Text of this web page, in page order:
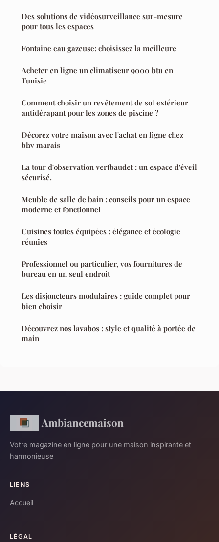
Des solutions de vidéosurveillance sur-mesure
pour tous les espaces
Fontaine eau gazeuse: choisissez la meilleure
Acheter en ligne un climatiseur 9000 btu en
Tunisie
Comment choisir un revêtement de sol extérieur
antidérapant pour les zones de piscine ?
Décorez votre maison avec l'achat en ligne chez
bhv marais
La tour d'observation vertbaudet : un espace d'éveil
sécurisé.
Meuble de salle de bain : conseils pour un espace
moderne et fonctionnel
Cuisines toutes équipées : élégance et écologie
réunies
Professionnel ou particulier, vos fournitures de
bureau en un seul endroit
Les disjoncteurs modulaires : guide complet pour
bien choisir
Découvrez nos lavabos : style et qualité à portée de
main
Ambiancemaison
Votre magazine en ligne pour une maison inspirante et
harmonieuse
LIENS
Accueil
LÉGAL